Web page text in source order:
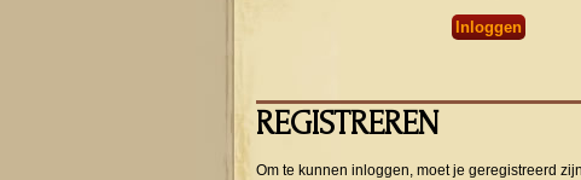
REGISTREREN
Om te kunnen inloggen, moet je geregistreerd